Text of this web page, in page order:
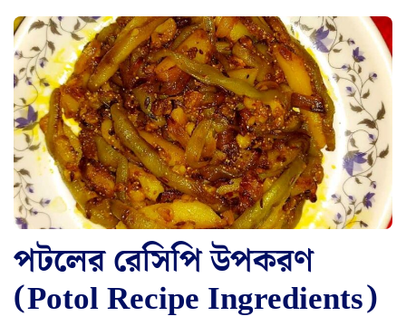
পটলের রেসিপি উপকরণ
(Potol Recipe Ingredients)